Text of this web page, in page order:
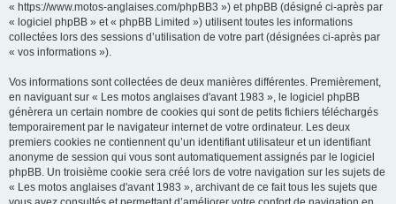
« https://www.motos-anglaises.com/phpBB3 ») et phpBB (désigné ci-après par
« logiciel phpBB » et « phpBB Limited ») utilisent toutes les informations
collectées lors des sessions d’utilisation de votre part (désignées ci-après par
« vos informations »).
Vos informations sont collectées de deux manières différentes. Premièrement,
en naviguant sur « Les motos anglaises d'avant 1983 », le logiciel phpBB
génèrera un certain nombre de cookies qui sont de petits fichiers téléchargés
temporairement par le navigateur internet de votre ordinateur. Les deux
premiers cookies ne contiennent qu’un identifiant utilisateur et un identifiant
anonyme de session qui vous sont automatiquement assignés par le logiciel
phpBB. Un troisième cookie sera créé lors de votre navigation sur les sujets de
« Les motos anglaises d'avant 1983 », archivant de ce fait tous les sujets que